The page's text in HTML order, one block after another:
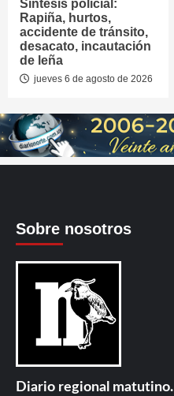
Síntesis policial:
Rapiña, hurtos,
accidente de tránsito,
desacato, incautación
de leña
jueves 6 de agosto de 2026
Sobre nosotros
Diario regional matutino.